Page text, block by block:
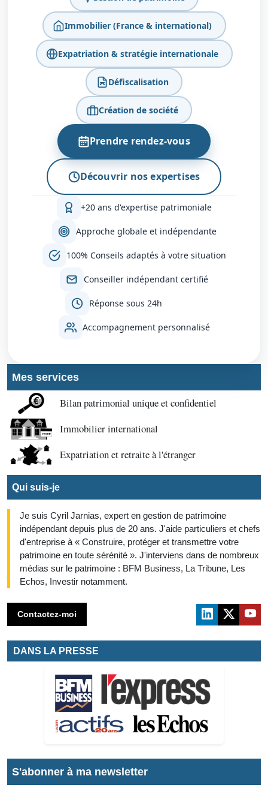
Immobilier (France & international)
Expatriation & stratégie internationale
Défiscalisation
Création de société
Prendre rendez-vous
Découvrir nos expertises
+20 ans d'expertise patrimoniale
Approche globale et indépendante
100% Conseils adaptés à votre situation
Conseiller indépendant certifié
Réponse sous 24h
Accompagnement personnalisé
Mes services
Bilan patrimonial unique et confidentiel
Immobilier international
Expatriation et retraite à l'étranger
Qui suis-je
Je suis Cyril Jarnias, expert en gestion de patrimoine
indépendant depuis plus de 20 ans. J'aide particuliers et chefs
d'entreprise à « Construire, protéger et transmettre votre
patrimoine en toute sérénité ». J'interviens dans de nombreux
médias sur le patrimoine : BFM Business, La Tribune, Les
Echos, Investir notamment.
Contactez-moi
DANS LA PRESSE
S'abonner à ma newsletter